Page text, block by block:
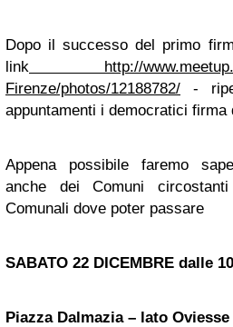
Dopo il successo del primo
link http://
Firenze/photos/12188782/
-
appuntamenti i democratici firma
Appena possibile faremo
anche dei Comuni circostanti
Comunali dove poter passare
SABATO 22 DICEMBRE dalle
Piazza Dalmazia – lato Oviesse